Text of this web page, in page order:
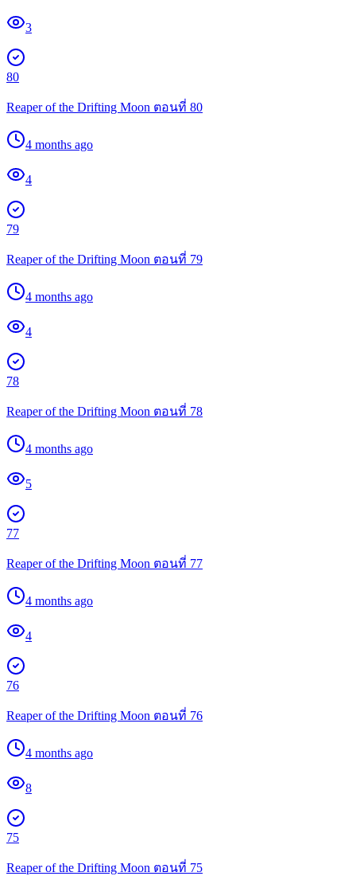
3
80
Reaper of the Drifting Moon ตอนที่ 80
4 months ago
4
79
Reaper of the Drifting Moon ตอนที่ 79
4 months ago
4
78
Reaper of the Drifting Moon ตอนที่ 78
4 months ago
5
77
Reaper of the Drifting Moon ตอนที่ 77
4 months ago
4
76
Reaper of the Drifting Moon ตอนที่ 76
4 months ago
8
75
Reaper of the Drifting Moon ตอนที่ 75